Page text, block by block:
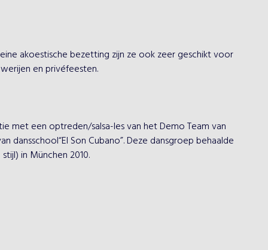
akoestische bezetting zijn ze ook zeer geschikt voor
en privéfeesten.
met een optreden/salsa-les van het Demo Team van
dansschool“El Son Cubano”. Deze dansgroep behaalde
in München 2010.